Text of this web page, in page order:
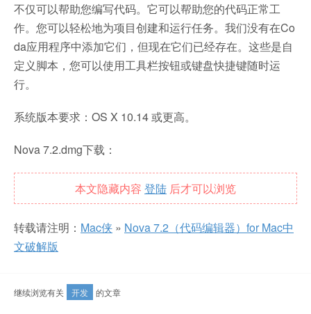
不仅可以帮助您编写代码。它可以帮助您的代码正常工
作。您可以轻松地为项目创建和运行任务。我们没有在Co
da应用程序中添加它们，但现在它们已经存在。这些是自
定义脚本，您可以使用工具栏按钮或键盘快捷键随时运
行。
系统版本要求：OS X 10.14 或更高。
Nova 7.2.dmg下载：
本文隐藏内容 登陆 后才可以浏览
转载请注明： Mac侠 » Nova 7.2（代码编辑器）for Mac中
文破解版
继续浏览有关 开发 的文章